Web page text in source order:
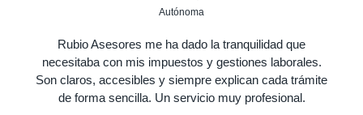
Autónoma
Rubio Asesores me ha dado la tranquilidad que
necesitaba con mis impuestos y gestiones laborales.
Son claros, accesibles y siempre explican cada trámite
de forma sencilla. Un servicio muy profesional.